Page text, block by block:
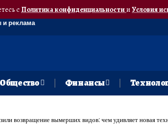
сПолитика конфиденциальностии Условия
и реклама
Общество Финансы
возвращение вымерших видов: чем удивляет новая